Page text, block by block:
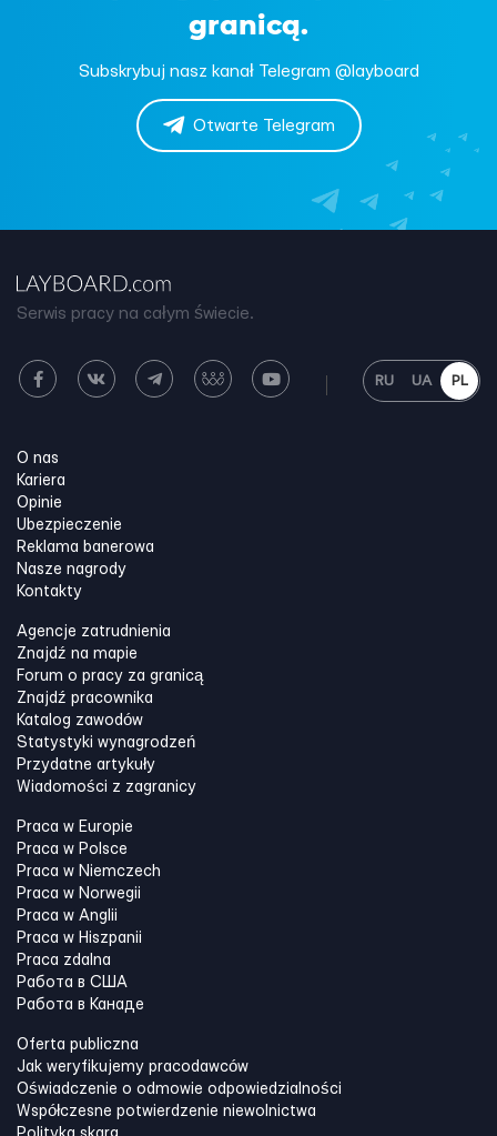
granicą.
Subskrybuj nasz kanał Telegram @layboard
Otwarte Telegram
Serwis pracy na całym świecie.
RU UA PL
O nas
Kariera
Opinie
Ubezpieczenie
Reklama banerowa
Nasze nagrody
Kontakty
Agencje zatrudnienia
Znajdź na mapie
Forum o pracy za granicą
Znajdź pracownika
Katalog zawodów
Statystyki wynagrodzeń
Przydatne artykuły
Wiadomości z zagranicy
Praca w Europie
Praca w Polsce
Praca w Niemczech
Praca w Norwegii
Praca w Anglii
Praca w Hiszpanii
Praca zdalna
Работа в США
Работа в Канадe
Oferta publiczna
Jak weryfikujemy pracodawców
Oświadczenie o odmowie odpowiedzialności
Współczesne potwierdzenie niewolnictwa